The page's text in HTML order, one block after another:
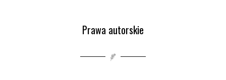
Prawa autorskie